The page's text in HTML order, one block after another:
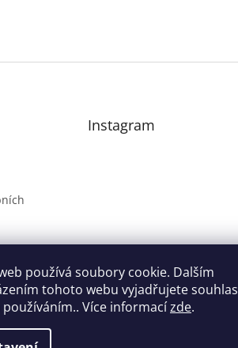
používá soubory cookie. Dalším
tohoto webu vyjadřujete souhlas
používáním.. Více informacízde.
Instagram